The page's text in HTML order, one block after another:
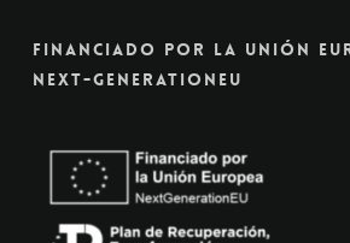
Financiado Por La Unión
Next-GenerationEU